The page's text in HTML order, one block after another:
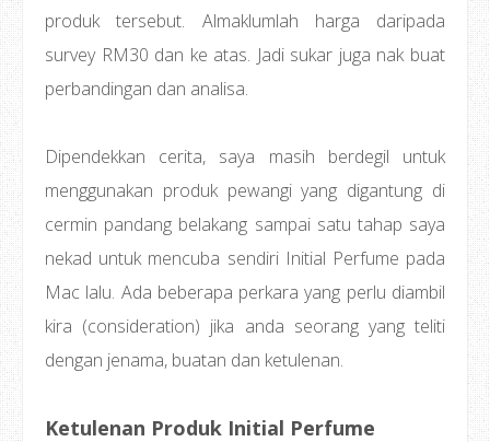
produk tersebut. Almaklumlah harga daripada
survey RM30 dan ke atas. Jadi sukar juga nak buat
perbandingan dan analisa.
Dipendekkan cerita, saya masih berdegil untuk
menggunakan produk pewangi yang digantung di
cermin pandang belakang sampai satu tahap saya
nekad untuk mencuba sendiri Initial Perfume pada
Mac lalu. Ada beberapa perkara yang perlu diambil
kira (consideration) jika anda seorang yang teliti
dengan jenama, buatan dan ketulenan.
Ketulenan Produk Initial Perfume